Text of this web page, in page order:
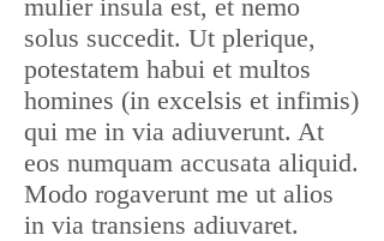
mulier insula est, et nemo
solus succedit. Ut plerique,
potestatem habui et multos
homines (in excelsis et infimis)
qui me in via adiuverunt. At
eos numquam accusata aliquid.
Modo rogaverunt me ut alios
in via transiens adiuvaret.